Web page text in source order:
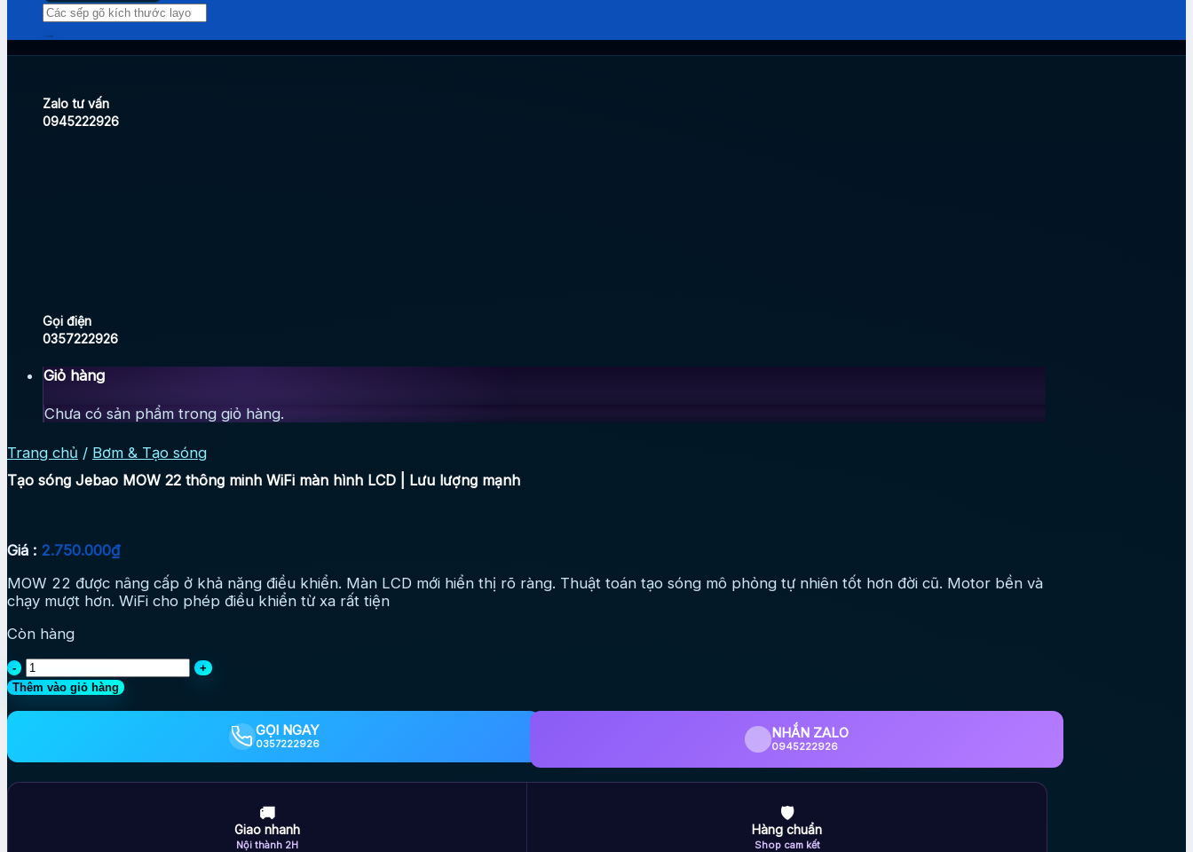
Zalo tư vấn
0945222926
Gọi điện
0357222926
Giỏ hàng
Chưa có sản phẩm trong giỏ hàng.
Tìm
kiếm:
Trang chủ / Bơm & Tạo sóng
Tạo sóng Jebao MOW 22 thông minh WiFi màn hình LCD | Lưu lượng mạnh
Giá : 2.750.000₫
MOW 22 được nâng cấp ở khả năng điều khiển. Màn LCD mới hiển thị rõ ràng. Thuật toán tạo sóng mô phỏng tự nhiên tốt hơn đời cũ. Motor bền và
chạy mượt hơn. WiFi cho phép điều khiển từ xa rất tiện
Còn hàng
Tạo
sóng
Jebao
Thêm vào giỏ hàng
GỌI NGAY
0357222926
NHẮN ZALO
0945222926
🚚
Giao nhanh
Nội thành 2H
🛡
Hàng chuẩn
Shop cam kết